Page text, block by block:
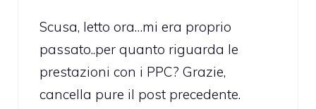
Scusa, letto ora…mi era proprio
passato..per quanto riguarda le
prestazioni con i PPC? Grazie,
cancella pure il post precedente.